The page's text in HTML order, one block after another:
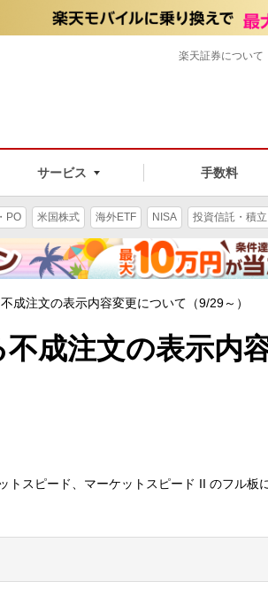
サービス 手数料
楽天証券について
PO 米国株式 海外ETF NISA 投資信託・積立
成注文の表示内容変更について（9/29～）
成注文の表示内
トスピード、マーケットスピード II のフル板